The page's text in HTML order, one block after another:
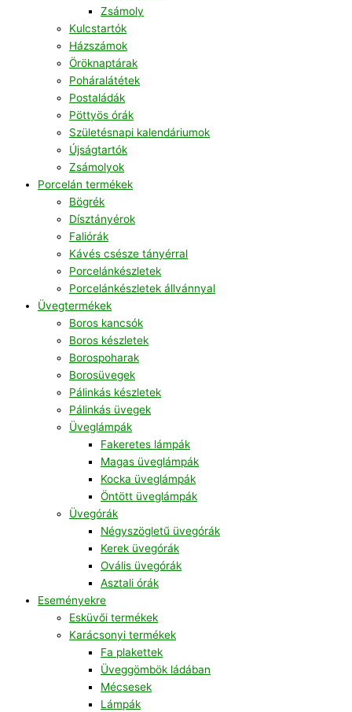
Zsámoly
Kulcstartók
Házszámok
Öröknaptárak
Poháralátétek
Postaládák
Pöttyös órák
Születésnapi kalendáriumok
Újságtartók
Zsámolyok
Porcelán termékek
Bögrék
Dísztányérok
Faliórák
Kávés csésze tányérral
Porcelánkészletek
Porcelánkészletek állvánnyal
Üvegtermékek
Boros kancsók
Boros készletek
Borospoharak
Borosüvegek
Pálinkás készletek
Pálinkás üvegek
Üveglámpák
Fakeretes lámpák
Magas üveglámpák
Kocka üveglámpák
Öntött üveglámpák
Üvegórák
Négyszögletű üvegórák
Kerek üvegórák
Ovális üvegórák
Asztali órák
Eseményekre
Esküvői termékek
Karácsonyi termékek
Fa plakettek
Üveggömbök ládában
Mécsesek
Lámpák